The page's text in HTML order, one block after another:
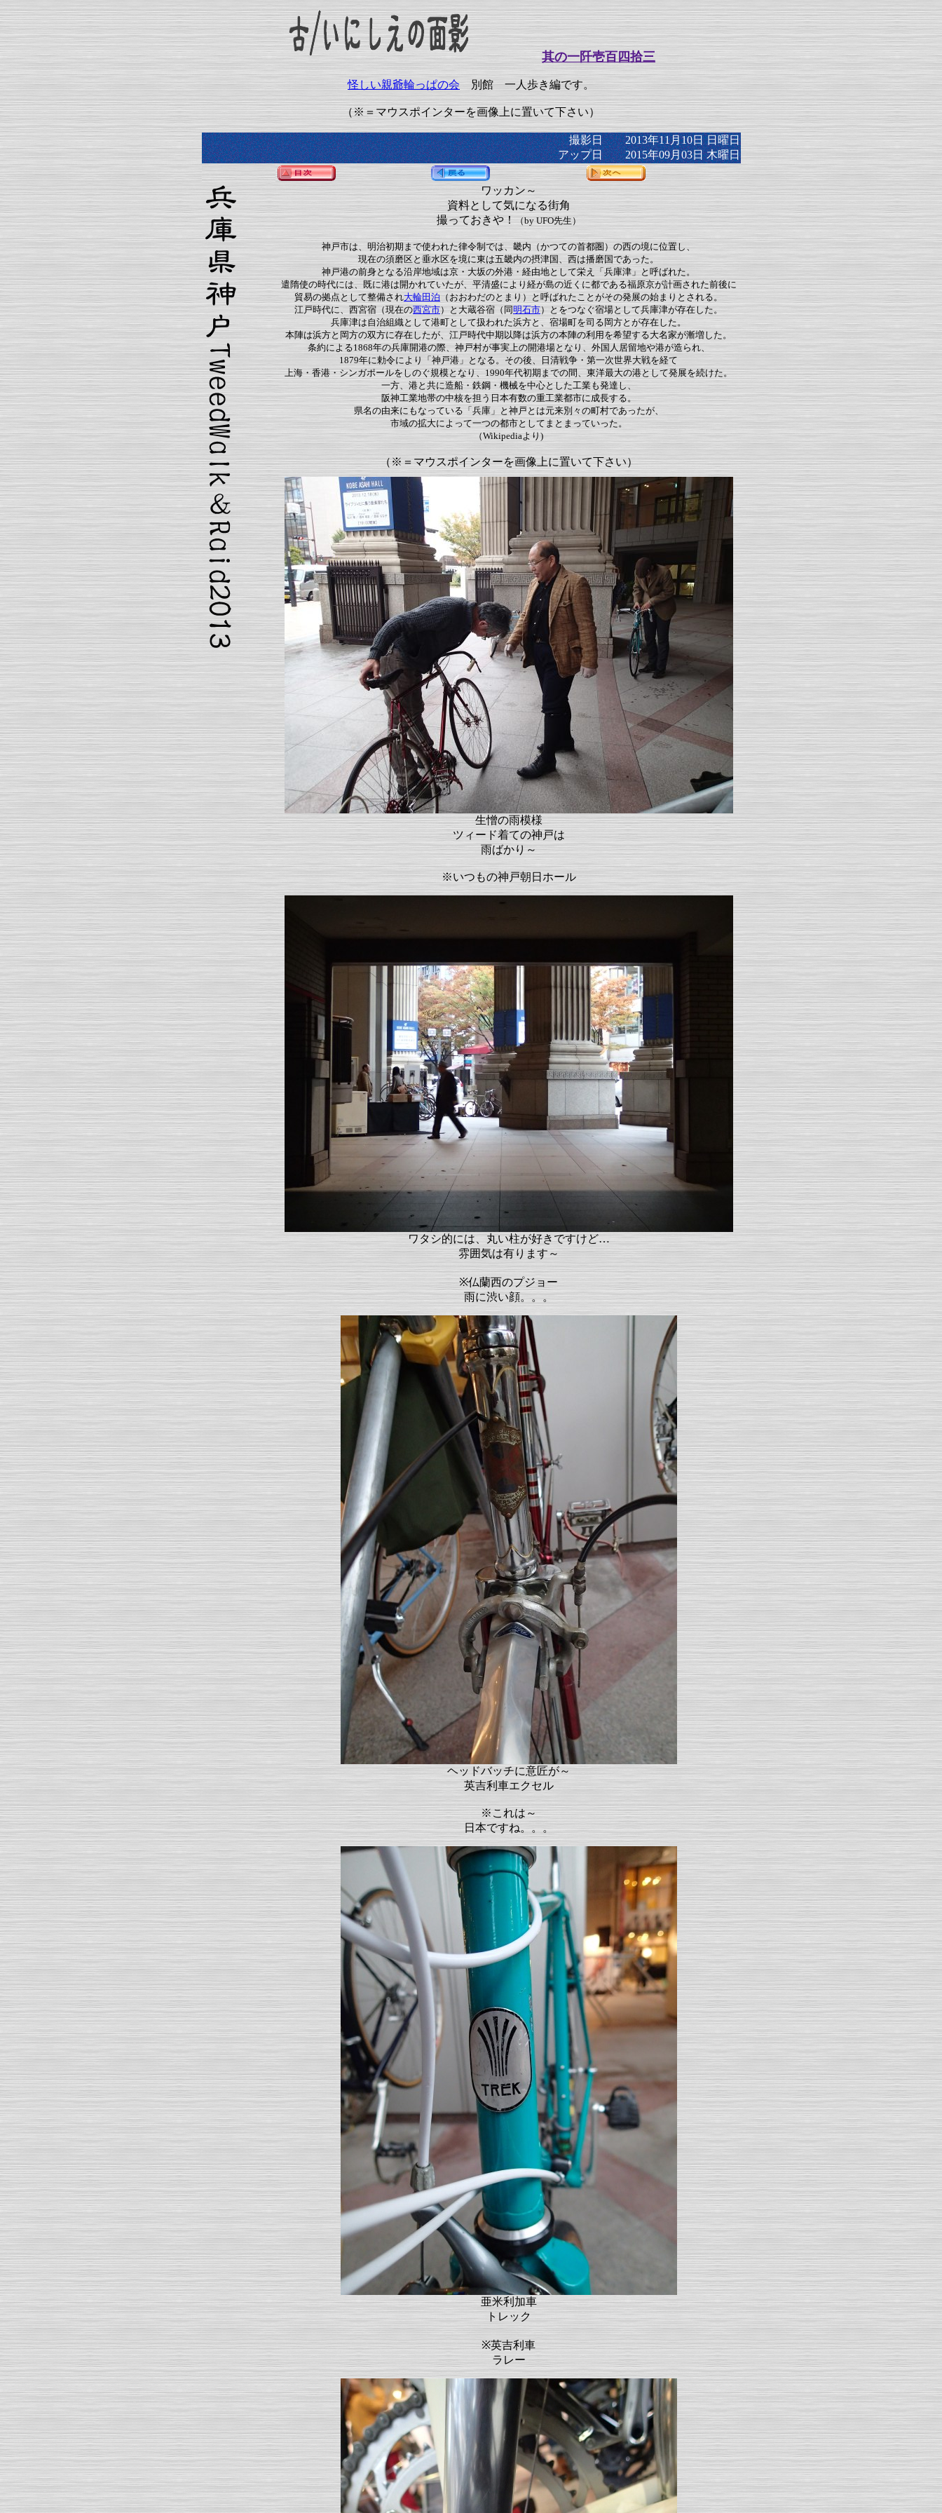
其の一阡壱百四拾三
怪しい親爺輪っぱの会別館 一人歩き編です。
（※＝マウスポインターを画像上に置いて下さい）
撮影日 2013年11月10日 日曜日
アップ日 2015年09月03日 木曜日
ワッカン～
資料として気になる街角
撮っておきや！（by UFO先生）
神戸市は、明治初期まで使われた律令制では、畿内（かつての首都圏）の西の境に位置し、
現在の須磨区と垂水区を境に東は五畿内の摂津国、西は播磨国であった。
神戸港の前身となる沿岸地域は京・大坂の外港・経由地として栄え「兵庫津」と呼ばれた。
遣隋使の時代には、既に港は開かれていたが、平清盛により経が島の近くに都である福原京が計画された前後に
貿易の拠点として整備され大輪田泊（おおわだのとまり）と呼ばれたことがその発展の始まりとされる。
江戸時代に、西宮宿（現在の西宮市）と大蔵谷宿（同明石市）とをつなぐ宿場として兵庫津が存在した。
兵庫津は自治組織として港町として扱われた浜方と、宿場町を司る岡方とが存在した。
本陣は浜方と岡方の双方に存在したが、江戸時代中期以降は浜方の本陣の利用を希望する大名家が漸増した。
条約による1868年の兵庫開港の際、神戸村が事実上の開港場となり、外国人居留地や港が造られ、
1879年に勅令により「神戸港」となる。その後、日清戦争・第一次世界大戦を経て
上海・香港・シンガポールをしのぐ規模となり、1990年代初期までの間、東洋最大の港として発展を続けた。
一方、港と共に造船・鉄鋼・機械を中心とした工業も発達し、
阪神工業地帯の中核を担う日本有数の重工業都市に成長する。
県名の由来にもなっている「兵庫」と神戸とは元来別々の町村であったが、
市域の拡大によって一つの都市としてまとまっていった。
（Wikipediaより)
（※＝マウスポインターを画像上に置いて下さい）
生憎の雨模様
ツィード着ての神戸は
雨ばかり～
※いつもの神戸朝日ホール
ワタシ的には、丸い柱が好きですけど…
雰囲気は有ります～
※仏蘭西のプジョー
雨に渋い顔。。。
ヘッドバッチに意匠が～
英吉利車エクセル
※これは～
日本ですね。。。
亜米利加車
トレック
※英吉利車
ラレー